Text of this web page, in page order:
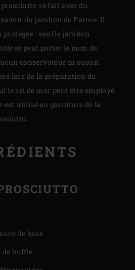
se fait avec du
du jambon de Parme. Il
protégée : seul le jambon
peut porter le nom de
conservateur ni aucun
lors de la préparation du
le sel de mer peut être employé.
est utilisé en garniture de la
de base
de buffle